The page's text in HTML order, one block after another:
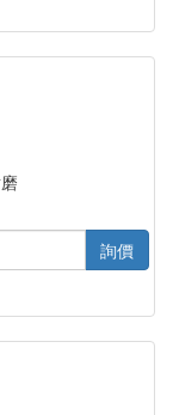
詢價